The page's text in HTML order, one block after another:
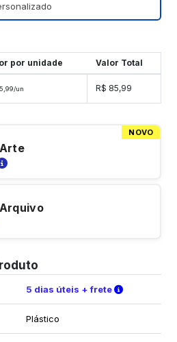
por unidade Valor Total
un R$ 85,99
NOVO
5 dias úteis + frete Verifique
Plástico